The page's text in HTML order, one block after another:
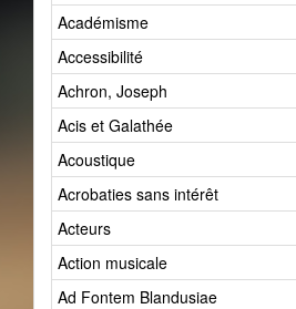
Académisme
Accessibilité
Achron, Joseph
Acis et Galathée
Acoustique
Acrobaties sans intérêt
Acteurs
Action musicale
Ad Fontem Blandusiae